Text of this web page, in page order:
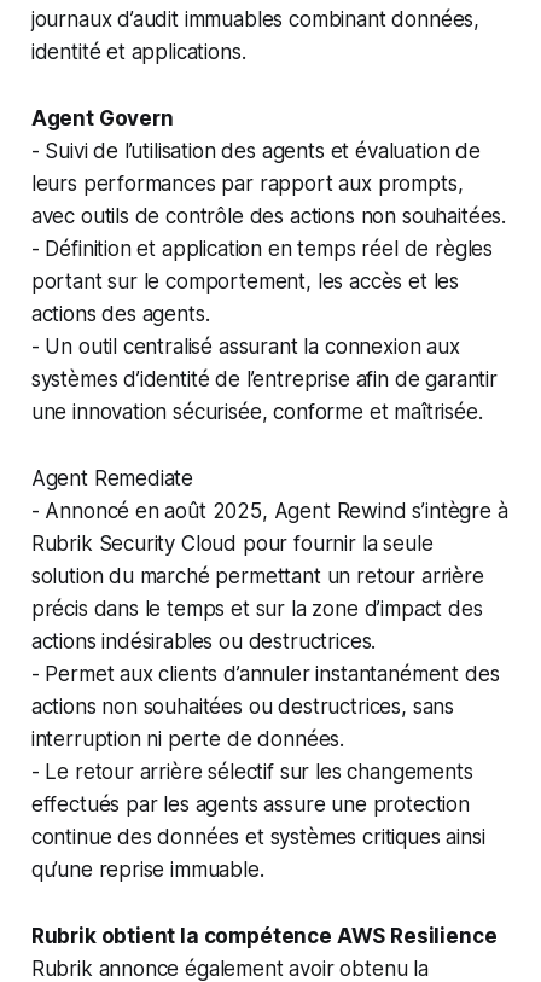
journaux d’audit immuables combinant données,
identité et applications.
Agent Govern
- Suivi de l’utilisation des agents et évaluation de
leurs performances par rapport aux prompts,
avec outils de contrôle des actions non souhaitées.
- Définition et application en temps réel de règles
portant sur le comportement, les accès et les
actions des agents.
- Un outil centralisé assurant la connexion aux
systèmes d’identité de l’entreprise afin de garantir
une innovation sécurisée, conforme et maîtrisée.
Agent Remediate
- Annoncé en août 2025, Agent Rewind s’intègre à
Rubrik Security Cloud pour fournir la seule
solution du marché permettant un retour arrière
précis dans le temps et sur la zone d’impact des
actions indésirables ou destructrices.
- Permet aux clients d’annuler instantanément des
actions non souhaitées ou destructrices, sans
interruption ni perte de données.
- Le retour arrière sélectif sur les changements
effectués par les agents assure une protection
continue des données et systèmes critiques ainsi
qu’une reprise immuable.
Rubrik obtient la compétence AWS Resilience
Rubrik annonce également avoir obtenu la